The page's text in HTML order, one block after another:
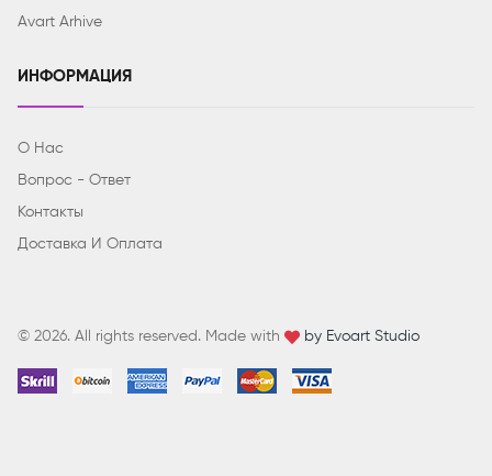
Avart Arhive
ИНФОРМАЦИЯ
О Нас
Вопрос - Ответ
Контакты
Доставка И Оплата
© 2026. All rights reserved. Made with by Evoart Studio